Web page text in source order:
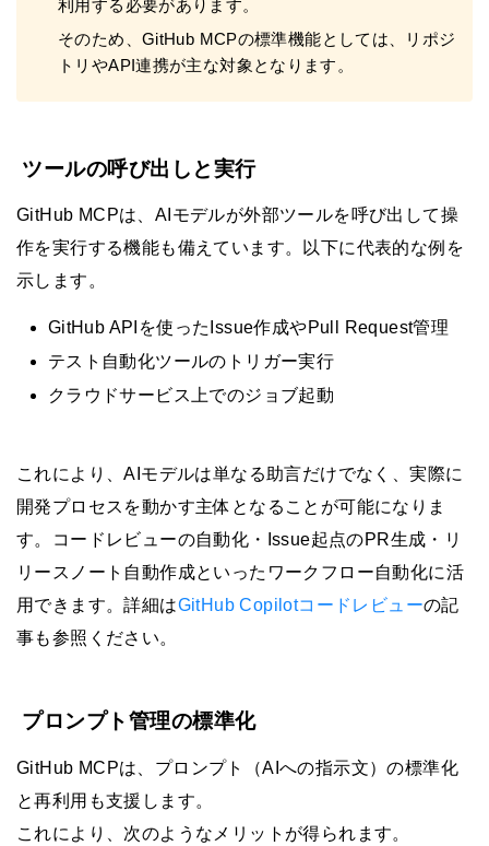
利用する必要があります。
そのため、GitHub MCPの標準機能としては、リポジ
トリやAPI連携が主な対象となります。
ツールの呼び出しと実行
GitHub MCPは、AIモデルが外部ツールを呼び出して操
作を実行する機能も備えています。以下に代表的な例を
示します。
GitHub APIを使ったIssue作成やPull Request管理
テスト自動化ツールのトリガー実行
クラウドサービス上でのジョブ起動
これにより、AIモデルは単なる助言だけでなく、実際に
開発プロセスを動かす主体となることが可能になりま
す。コードレビューの自動化・Issue起点のPR生成・リ
リースノート自動作成といったワークフロー自動化に活
用できます。詳細はGitHub Copilotコードレビューの記
事も参照ください。
プロンプト管理の標準化
GitHub MCPは、プロンプト（AIへの指示文）の標準化
と再利用も支援します。
これにより、次のようなメリットが得られます。